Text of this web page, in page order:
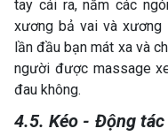
tay cái ra, nắm các
xương bả vai và
lần đầu bạn mát xa và
người được massage
đau không.
4.5. Kéo - Động